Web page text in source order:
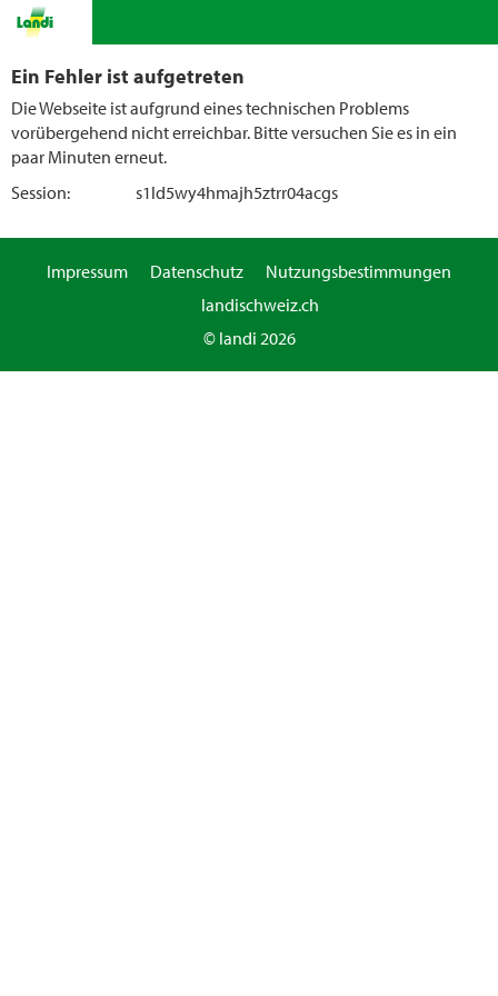
Ein Fehler ist aufgetreten
Die Webseite ist aufgrund eines technischen Problems
vorübergehend nicht erreichbar. Bitte versuchen Sie es in ein
paar Minuten erneut.
Session:
s1ld5wy4hmajh5ztrr04acgs
Impressum Datenschutz
Nutzungsbestimmungen
landischweiz.ch
© landi 2026